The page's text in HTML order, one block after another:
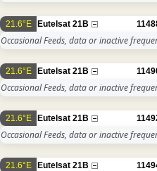
21.6°E Eutelsat 21B
Occasional Feeds, data or inactive
21.6°E Eutelsat 21B
Occasional Feeds, data or inactive
21.6°E Eutelsat 21B
Occasional Feeds, data or inactive
21.6°E Eutelsat 21B